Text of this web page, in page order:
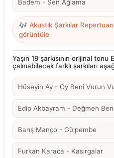
Badem - Sen Ağlama
🎶 Akustik Şarkılar
görüntüle
Yaşın 19 şarkısının orijinal
çalınabilecek farklı şarkıları
Hüseyin Ay - Oy Beni Vurun
Edip Akbayram - Değmen
Barış Manço - Gülpembe
Furkan Karaca - Kasırgalar